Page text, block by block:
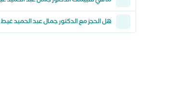
هل الحجز مع الدكتور جمال عبد الحميد